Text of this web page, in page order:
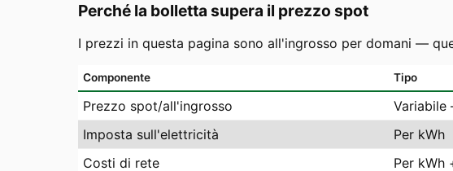
Perché la bolletta supera il prezzo spot
I prezzi in questa pagina sono all'ingrosso per domani —
Componente Tipo
Prezzo spot/all'ingrosso Variabile
Imposta sull'elettricità
Per kWh
Costi di rete
Per kWh